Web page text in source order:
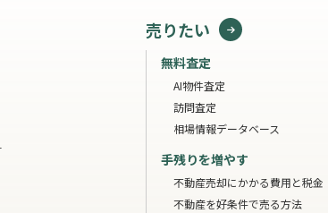
売りたい
無料査定
AI物件査定
訪問査定
相場情報データベース
手残りを増やす
不動産売却にかかる費用と税金
不動産を好条件で売る方法